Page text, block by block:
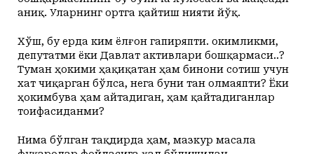
аниқ. Уларнинг ортга қайтиш нияти йўқ.
Хўш, бу ерда ким ёлғон гапиряпти. Ҳокимликми,
депутатми ёки Давлат активлари бошқармаси..?
Туман ҳокими ҳақиқатан ҳам бинони сотиш учун
хат чиқарган бўлса, нега буни тан олмаяпти? Ёки
ҳокимбува ҳам айтадиган, ҳам қайтадиганлар
тоифасиданми?
Нима бўлган тақдирда ҳам, мазкур масала